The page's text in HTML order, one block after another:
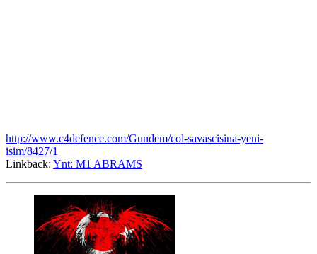
http://www.c4defence.com/Gundem/col-savascisina-yeni-
isim/8427/1
Linkback: Ynt: M1 ABRAMS